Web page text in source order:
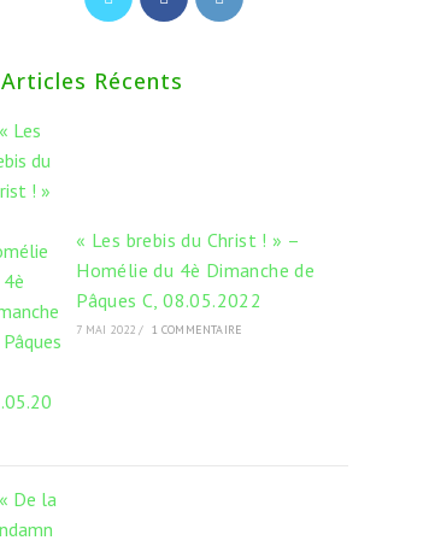
dans
nouvel
dans
Articles Récents
« Les brebis du Christ ! » –
Homélie du 4è Dimanche de
Pâques C, 08.05.2022
7 MAI 2022 / 1 COMMENTAIRE